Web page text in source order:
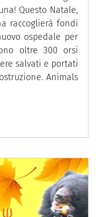
Questo Natale,
raccoglierà fondi
ospedale per
oltre 300 orsi
salvati e portati
Animals